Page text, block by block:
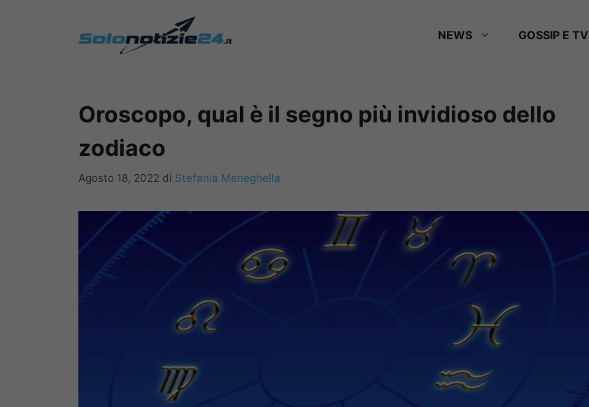
NEWS GOSSIP E TV
Oroscopo, qual è il segno più invidioso dello
zodiaco
Agosto 18, 2022 di Stefania Meneghella